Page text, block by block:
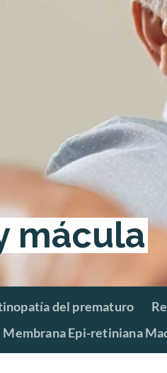
or ESC to close
mácula
del prematuro
Membrana Epi-retiniana